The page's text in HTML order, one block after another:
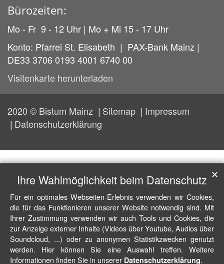
Bürozeiten:
Mo - Fr 9 - 12 Uhr | Mo + Mi 15 - 17 Uhr
Konto: Pfarrei St. Elisabeth | PAX-Bank Mainz |
DE33 3706 0193 4001 6740 00
Visitenkarte herunterladen
2020 © Bistum Mainz Sitemap
Impressum
Datenschutzerklärung
Ihre Wahlmöglichkeit beim Datenschutz
Für ein optimales Webseiten-Erlebnis verwenden wir Cookies,
die für das Funktionieren unserer Website notwendig sind. Mit
Ihrer Zustimmung verwenden wir auch Tools und Cookies, die
zur Anzeige externer Inhalte (Videos über Youtube, Audios über
Soundcloud, ...) oder zu anonymen Statistikzwecken genutzt
werden. Hier können Sie eine Auswahl treffen. Weitere
Informationen finden Sie in unserer Datenschutzerklärung.
✕